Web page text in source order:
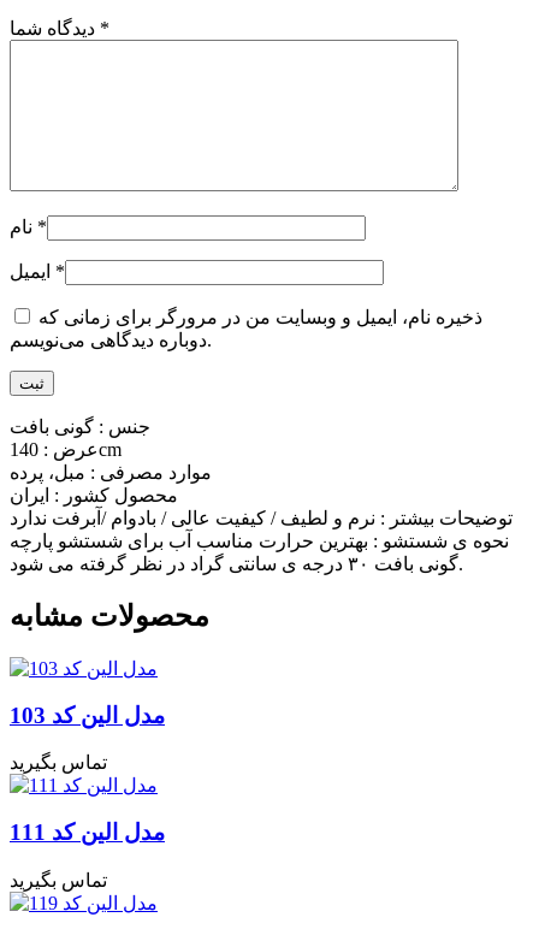
*
*
*
ذخیره نام، ایمیل و وبسایت من در مرورگر برای زمانی که
دوباره دیدگاهی می‌نویسم.
جنس : گونی بافت
عرض : 140cm
موارد مصرفی : مبل، پرده
محصول کشور : ایران
توضیحات بیشتر : نرم و لطیف / کیفیت عالی / بادوام /آبرفت ندارد
نحوه ی شستشو : بهترین حرارت مناسب آب برای شستشو پارچه
گونی بافت ۳۰ درجه ی سانتی گراد در نظر گرفته می شود.
محصولات مشابه
مدل الین کد 103
تماس بگیرید
مدل الین کد 111
تماس بگیرید